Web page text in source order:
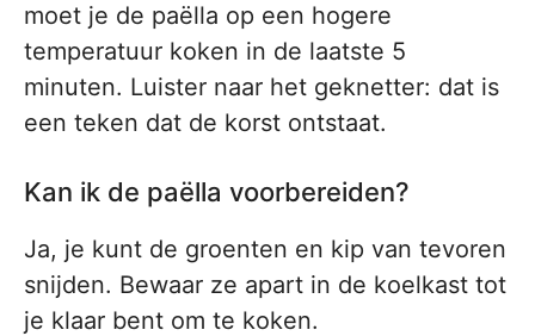
moet je de paëlla op een hogere
temperatuur koken in de laatste 5
minuten. Luister naar het geknetter: dat is
een teken dat de korst ontstaat.
Kan ik de paëlla voorbereiden?
Ja, je kunt de groenten en kip van tevoren
snijden. Bewaar ze apart in de koelkast tot
je klaar bent om te koken.